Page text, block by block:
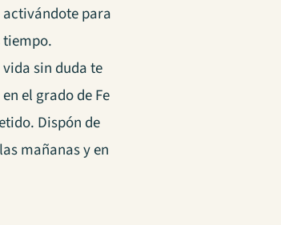
para
tiempo.
sin duda te
el grado de Fe
Dispón de
mañanas y en